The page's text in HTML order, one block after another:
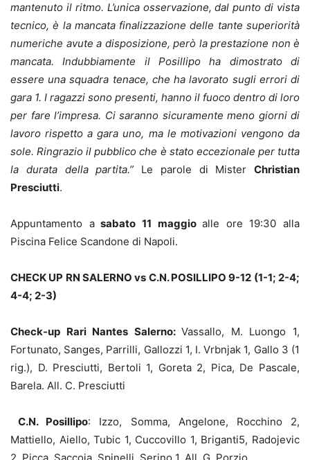
mantenuto il ritmo. L’unica osservazione, dal punto di vista
tecnico, è la mancata finalizzazione delle tante superiorità
numeriche avute a disposizione, però la prestazione non è
mancata. Indubbiamente il Posillipo ha dimostrato di
essere una squadra tenace, che ha lavorato sugli errori di
gara 1. I ragazzi sono presenti, hanno il fuoco dentro di loro
per fare l’impresa. Ci saranno sicuramente meno giorni di
lavoro rispetto a gara uno, ma le motivazioni vengono da
sole. Ringrazio il pubblico che è stato eccezionale per tutta
la durata della partita.” Le parole di Mister Christian
Presciutti.
Appuntamento asabato 11 maggioalle ore 19:30 alla
Piscina Felice Scandone di Napoli.
CHECK UP RN SALERNO vs C.N. POSILLIPO 9-12 (1-1; 2-4;
4-4; 2-3)
Check-up Rari Nantes Salerno:Vassallo, M. Luongo 1,
Fortunato, Sanges, Parrilli, Gallozzi 1, I. Vrbnjak 1, Gallo 3 (1
rig.), D. Presciutti, Bertoli 1, Goreta 2, Pica, De Pascale,
Barela. All. C. Presciutti
C.N. Posillipo: Izzo, Somma, Angelone, Rocchino 2,
Mattiello, Aiello, Tubic 1, Cuccovillo 1, Briganti5, Radojevic